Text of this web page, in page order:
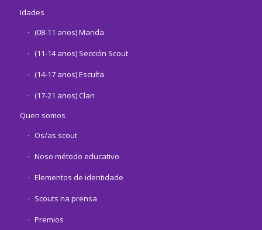
Idades
(08-11 anos) Manda
(11-14 anos) Sección Scout
(14-17 anos) Esculta
(17-21 anos) Clan
Quen somos
Os/as scout
Noso método educativo
Elementos de identidade
Scouts na prensa
Premios